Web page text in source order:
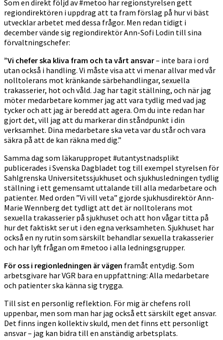
Som en direkt följd av #metoo har regionstyrelsen gett
regiondirektören i uppdrag att ta fram förslag på hur vi bäst
utvecklar arbetet med dessa frågor. Men redan tidigt i
december vände sig regiondirektör Ann-Sofi Lodin till sina
förvaltningschefer:
”Vi chefer ska kliva fram och ta vårt ansvar– inte bara i ord
utan också i handling. Vi måste visa att vi menar allvar med vår
nolltolerans mot kränkande särbehandlingar, sexuella
trakasserier, hot och våld. Jag har tagit ställning, och när jag
möter medarbetare kommer jag att vara tydlig med vad jag
tycker och att jag är beredd att agera. Om du inte redan har
gjort det, vill jag att du markerar din ståndpunkt i din
verksamhet. Dina medarbetare ska veta var du står och vara
säkra på att de kan räkna med dig.”
Samma dag som läkaruppropet #utantystnadsplikt
publicerades i Svenska Dagbladet tog till exempel styrelsen för
Sahlgrenska Universitetssjukhuset och sjukhusledningen tydlig
ställning i ett gemensamt uttalande till alla medarbetare och
patienter. Med orden ”Vi vill veta” gjorde sjukhusdirektör Ann-
Marie Wennberg det tydligt att det är nolltolerans mot
sexuella trakasserier på sjukhuset och att hon vågar titta på
hur det faktiskt ser ut i den egna verksamheten. Sjukhuset har
också en ny rutin som särskilt behandlar sexuella trakasserier
och har lyft frågan om #metoo i alla ledningsgrupper.
För oss i regionledningen är vägen framåt entydig. Som
arbetsgivare har VGR bara en uppfattning: Alla medarbetare
och patienter ska känna sig trygga.
Till sist en personlig reflektion. För mig är chefens roll
uppenbar, men som man har jag också ett särskilt eget ansvar.
Det finns ingen kollektiv skuld, men det finns ett personligt
ansvar – jag kan bidra till en anständig arbetsplats.